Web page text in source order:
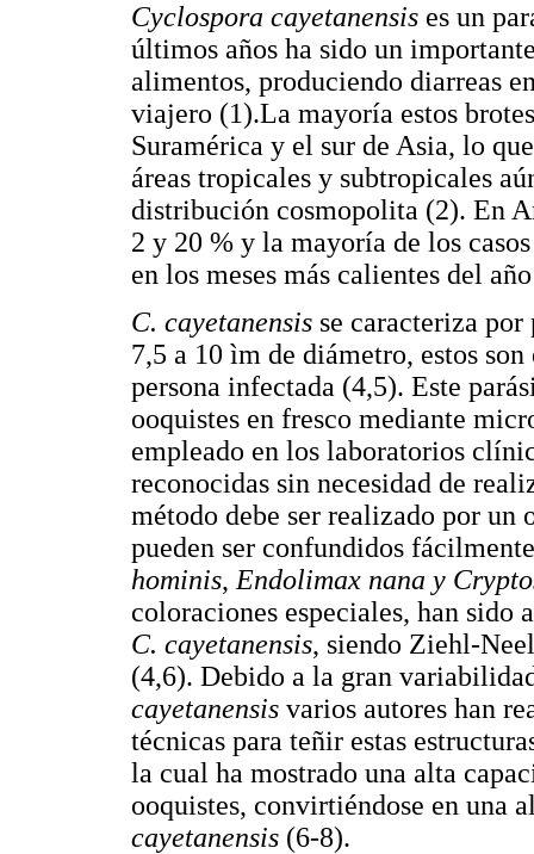
Cyclospora cayetanensis es un
últimos años ha sido un
alimentos, produciendo diarreas
viajero (1).La mayoría estos
Suramérica y el sur de Asia, lo
áreas tropicales y subtropicales
distribución cosmopolita (2). En
2 y 20 % y la mayoría de los
en los meses más calientes del
C. cayetanensis se caracteriza
7,5 a 10 ìm de diámetro, estos
persona infectada (4,5). Este
ooquistes en fresco mediante
empleado en los laboratorios
reconocidas sin necesidad de
método debe ser realizado por un
pueden ser confundidos
hominis, Endolimax nana y
coloraciones especiales, han sido
C. cayetanensis, siendo Ziehl-
(4,6). Debido a la gran
cayetanensis varios autores han
técnicas para teñir estas
la cual ha mostrado una alta
ooquistes, convirtiéndose en una
cayetanensis (6-8).